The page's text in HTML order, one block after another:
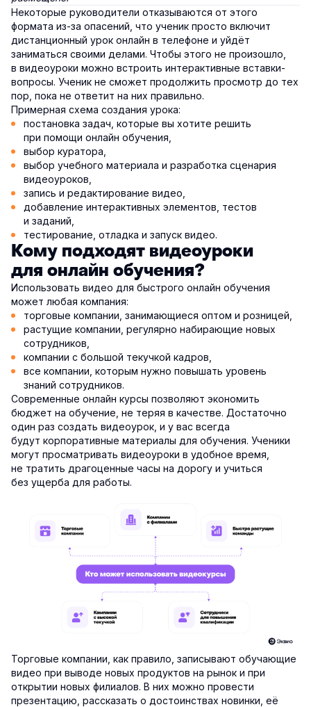
Некоторые руководители отказываются от этого
формата из-за опасений, что ученик просто включит
дистанционный урок онлайн в телефоне и уйдёт
заниматься своими делами. Чтобы этого не произошло,
в видеоуроки можно встроить интерактивные вставки-
вопросы. Ученик не сможет продолжить просмотр до тех
пор, пока не ответит на них правильно.
Примерная схема создания урока:
постановка задач, которые вы хотите решить
при помощи онлайн обучения,
выбор куратора,
выбор учебного материала и разработка сценария
видеоуроков,
запись и редактирование видео,
добавление интерактивных элементов, тестов
и заданий,
тестирование, отладка и запуск видео.
Кому подходят видеоуроки
для онлайн обучения?
Использовать видео для быстрого онлайн обучения
может любая компания:
торговые компании, занимающиеся оптом и розницей,
растущие компании, регулярно набирающие новых
сотрудников,
компании с большой текучкой кадров,
все компании, которым нужно повышать уровень
знаний сотрудников.
Современные онлайн курсы позволяют экономить
бюджет на обучение, не теряя в качестве. Достаточно
один раз создать видеоурок, и у вас всегда
будут корпоративные материалы для обучения. Ученики
могут просматривать видеоуроки в удобное время,
не тратить драгоценные часы на дорогу и учиться
без ущерба для работы.
Торговые компании, как правило, записывают обучающие
видео при выводе новых продуктов на рынок и при
открытии новых филиалов. В них можно провести
презентацию, рассказать о достоинствах новинки, её